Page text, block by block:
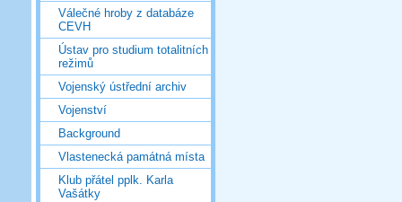
Válečné hroby z databáze
CEVH
Ústav pro studium totalitních
režimů
Vojenský ústřední archiv
Vojenství
Background
Vlastenecká památná místa
Klub přátel pplk. Karla
Vašátky